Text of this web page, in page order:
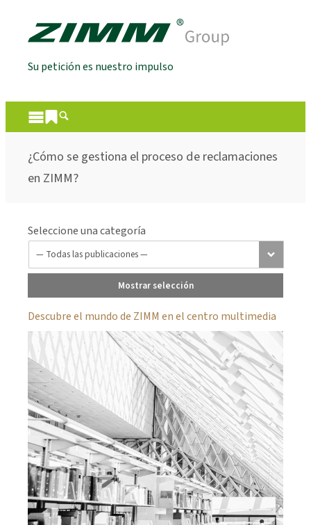
Su petición es nuestro impulso
¿Cómo se gestiona el proceso de reclamaciones
en ZIMM?
Seleccione una categoría
Mostrar selección
Descubre el mundo de ZIMM en el centro multimedia